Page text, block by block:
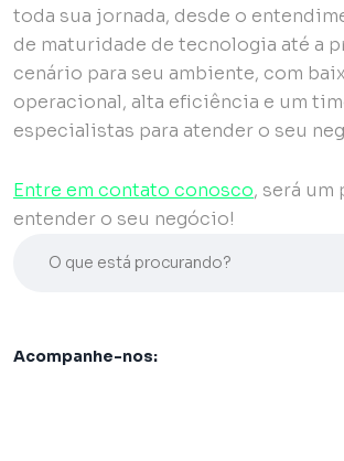
toda sua jornada, desde o
de maturidade de tecnologia até a
cenário para seu ambiente, com
operacional, alta eficiência e um
especialistas para atender o seu
Entre em contato conosco, será um
entender o seu negócio!
Acompanhe-nos: